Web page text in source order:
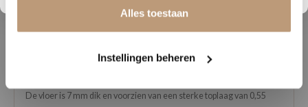
Alles toestaan
Instellingen beheren
De YUP Herringbone Click SRC combineert de klassieke uitstraling
van een visgraatvloer met het gemak van PVC. Dankzij de subtiele
echt hout te onderscheiden.
De vloer is 7 mm dik en voorzien van een sterke toplaag van 0,55